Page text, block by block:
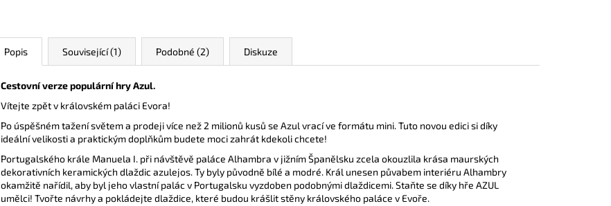
Popis Související (1) Podobné (2) Diskuze
Cestovní verze populární hry Azul.
Vítejte zpět v královském paláci Evora!
Po úspěšném tažení světem a prodeji více než 2 milionů kusů se Azul vrací ve formátu mini. Tuto novou edici si díky
ideální velikosti a praktickým doplňkům budete moci zahrát kdekoli chcete!
Portugalského krále Manuela I. při návštěvě paláce Alhambra v jižním Španělsku zcela okouzlila krása maurských
dekorativních keramických dlaždic azulejos. Ty byly původně bílé a modré. Král unesen půvabem interiéru Alhambry
okamžitě nařídil, aby byl jeho vlastní palác v Portugalsku vyzdoben podobnými dlaždicemi. Staňte se díky hře AZUL
umělci! Tvořte návrhy a pokládejte dlaždice, které budou krášlit stěny královského paláce v Evoře.